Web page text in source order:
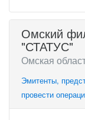
Омский
"СТАТУС"
Омская
Эмитенты,
провести